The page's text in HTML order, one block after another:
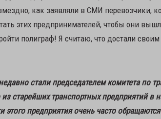
как заявляли в СМИ перевозчики,
этих предпринимателей, чтобы они
полиграф! Я считаю, что достали
стали председателем комитета по
из старейших транспортных предприятий в
этого предприятия очень часто